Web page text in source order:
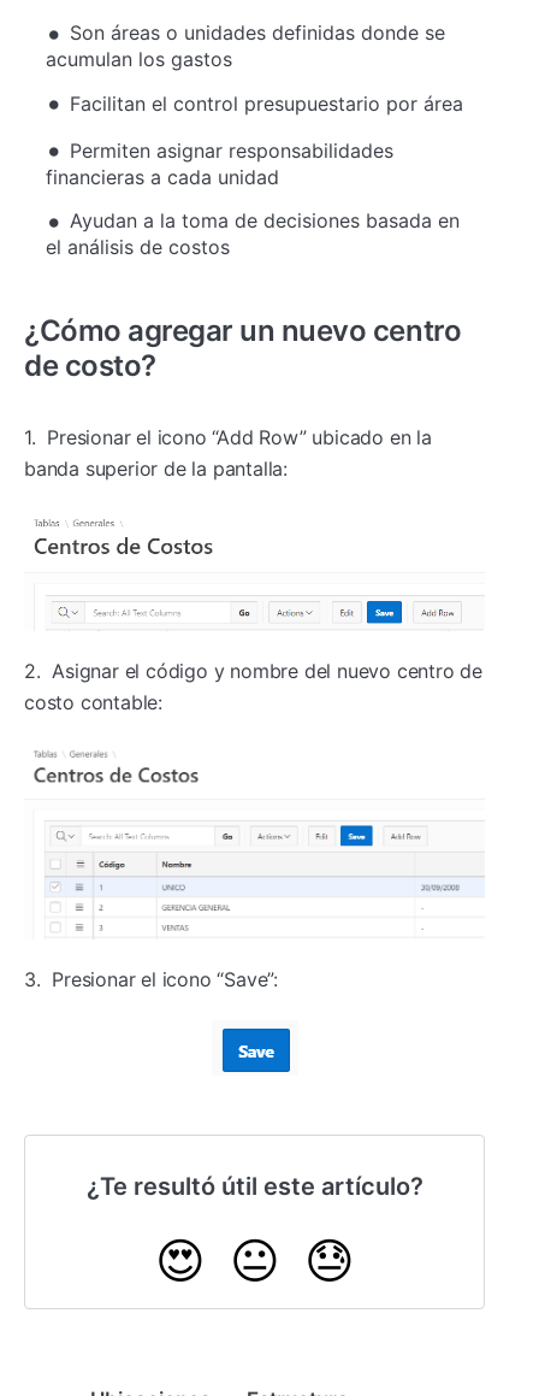
Son áreas o unidades definidas donde se
acumulan los gastos
Facilitan el control presupuestario por área
Permiten asignar responsabilidades
financieras a cada unidad
Ayudan a la toma de decisiones basada en
el análisis de costos
¿Cómo agregar un nuevo centro
de costo?
1. Presionar el icono “Add Row” ubicado en la
banda superior de la pantalla:
2. Asignar el código y nombre del nuevo centro de
costo contable:
3. Presionar el icono “Save”:
¿Te resultó útil este artículo?
😍 😐 😓